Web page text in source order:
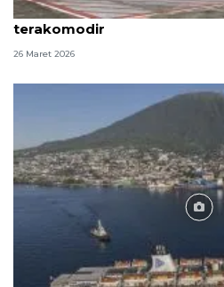
Garuda pastikan
terakomodir
26 Maret 2026